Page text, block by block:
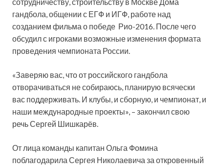
гандбола, общении с ЕГФ и ИГФ, работе над
созданием фильма о победе Рио-2016. После чего
обсудил с игроками возможные изменения формата
проведения чемпионата России.
«Заверяю вас, что от российского гандбола
отворачиваться не собираюсь, планирую всячески
вас поддерживать. И клубы, и сборную, и чемпионат, и
наши международные проекты», – закончил свою
речь Сергей Шишкарёв.
От лица команды капитан Ольга Фомина
поблагодарила Сергея Николаевича за откровенный